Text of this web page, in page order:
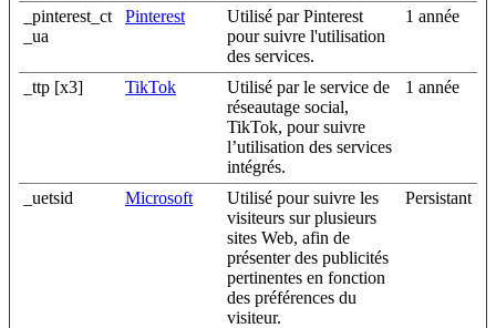
_pinterest_ct
_ua
Pinterest
Utilisé par Pinterest
pour suivre l'utilisation
des services.
1 année
_ttp [x3] TikTok
Utilisé par le service de
réseautage social,
TikTok, pour suivre
l’utilisation des services
intégrés.
1 année
_uetsid Microsoft
Utilisé pour suivre les
visiteurs sur plusieurs
sites Web, afin de
présenter des publicités
pertinentes en fonction
des préférences du
visiteur.
Persistant